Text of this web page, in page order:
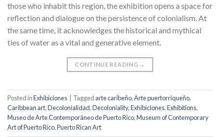
those who inhabit this region, the exhibition opens a space for
reflection and dialogue on the persistence of colonialism. At
the same time, it acknowledges the historical and mythical
ties of water as a vital and generative element.
CONTINUE READING →
Posted inExhibiciones Tagged arte caribeño,Arte puertorriqueño,
Caribbean art,Decolonialidad,Decoloniality,Exhibiciones,Exhibitions,
Museo de Arte Contemporáneo de Puerto Rico,Museum of Contemporary
Art of Puerto Rico,Puerto Rican Art